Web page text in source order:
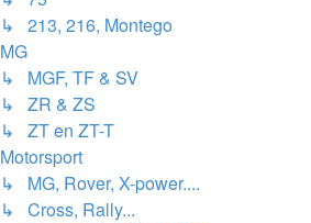
↳ 213, 216, Montego
MG
↳ MGF, TF & SV
↳ ZR & ZS
↳ ZT en ZT-T
Motorsport
↳ MG, Rover, X-power....
↳ Cross, Rally...